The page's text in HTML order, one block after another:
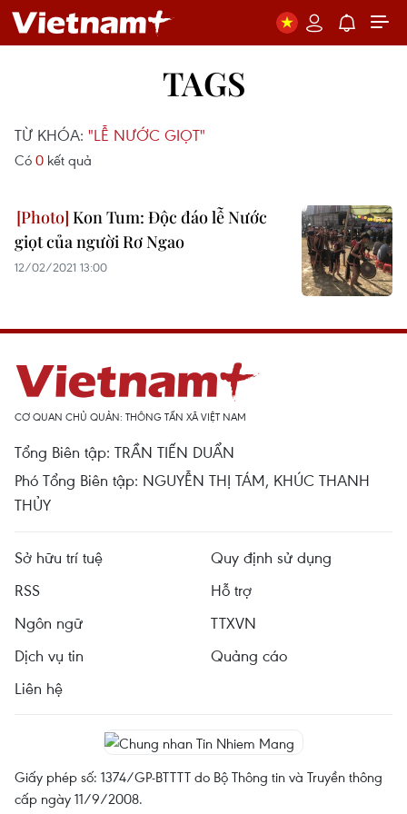
TAGS
TỪ KHÓA: "LỄ NƯỚC GIỌT"
Có 0 kết quả
Kon Tum: Độc đáo lễ Nước
giọt của người Rơ Ngao
12/02/2021 13:00
CƠ QUAN CHỦ QUẢN: THÔNG TẤN XÃ VIỆT NAM
Tổng Biên tập: TRẦN TIẾN DUẨN
Phó Tổng Biên tập: NGUYỄN THỊ TÁM, KHÚC THANH
THỦY
Sở hữu trí tuệ
Quy định sử dụng
RSS
Hỗ trợ
Ngôn ngữ
TTXVN
Dịch vụ tin
Quảng cáo
Liên hệ
Giấy phép số: 1374/GP-BTTTT do Bộ Thông tin và Truyền thông
cấp ngày 11/9/2008.